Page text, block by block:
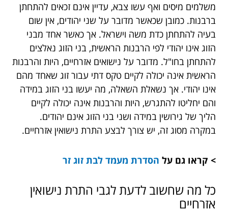
משלמים מיסים ואף עשו צבא, עדיין אינם זכאים להתחתן
ברבנות. כמובן שכאשר מדובר על שני יהודים, אין שום
בעיה להתחתן כדת משה וישראל. אך כאשר אחד מבני
הזוג אינו יהודי לפי הרבנות הראשית, בני הזוג נאלצים
להתחתן בחו"ל. מדובר על נישואים אזרחיים, היות והרבנות
הראשית אינה יכולה לקיים טקס דתי עבור זוג שאחד מהם
אינו יהודי. אך נשאלת השאלה, מה יעשו בני הזוג במידה
והם יחליטו להתגרש, היות והרבנות אינה יכולה לקיים
הליך של גירושין במידה ושני בני הזוג אינם יהודים.
במקרה מסוג זה, יש צורך לבצע התרת נישואין אזרחיים.
> קראו גם על הסדרת מעמד לבת זוג זר
כל מה שחשוב לדעת לגבי התרת נישואין
אזרחיים